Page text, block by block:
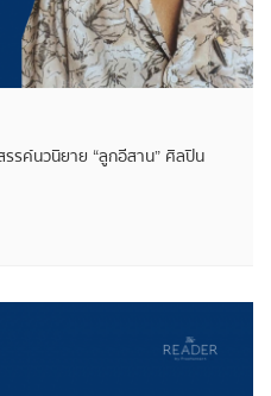
รค์นวนิยาย “ลูกอีสาน” ศิลปิน